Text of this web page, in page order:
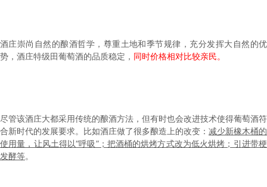
酒庄崇尚自然的酿酒哲学，尊重土地和季节规律，充分发挥大自然的优
势，酒庄特级田葡萄酒的品质稳定， 同时价格相对比较亲民。
尽管该酒庄大都采用传统的酿酒方法，但有时也会改进技术使得葡萄酒符
合新时代的发展要求。比如酒庄做了很多酿造上的改变： 减少新橡木桶的
使用量，让风土得以“呼吸”；把酒桶的烘烤方式改为低火烘烤；引进带梗
发酵等。